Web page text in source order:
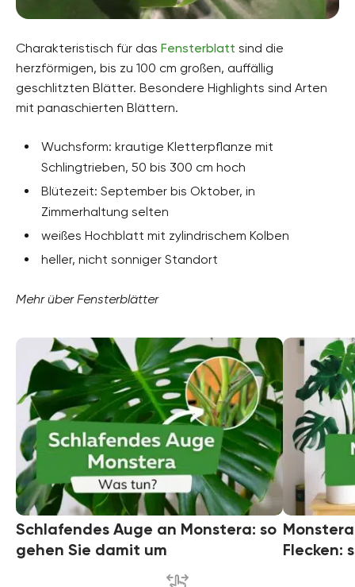
Charakteristisch für das Fensterblatt sind die
herzförmigen, bis zu 100 cm großen, auffällig
geschlitzten Blätter. Besondere Highlights sind Arten
mit panaschierten Blättern.
Wuchsform: krautige Kletterpflanze mit
Schlingtrieben, 50 bis 300 cm hoch
Blütezeit: September bis Oktober, in
Zimmerhaltung selten
weißes Hochblatt mit zylindrischem Kolben
heller, nicht sonniger Standort
Mehr über Fensterblätter
Schlafendes Auge an Monstera: so
gehen Sie damit um
Flecken: